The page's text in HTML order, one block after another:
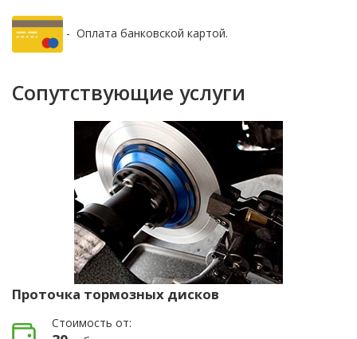
- Оплата банковской картой.
Сопутствующие услуги
Проточка тормозных дисков
Стоимость от: